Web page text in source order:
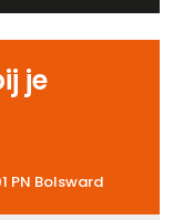
je
PN Bolsward